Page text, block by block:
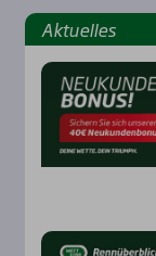
Aktu­el­les